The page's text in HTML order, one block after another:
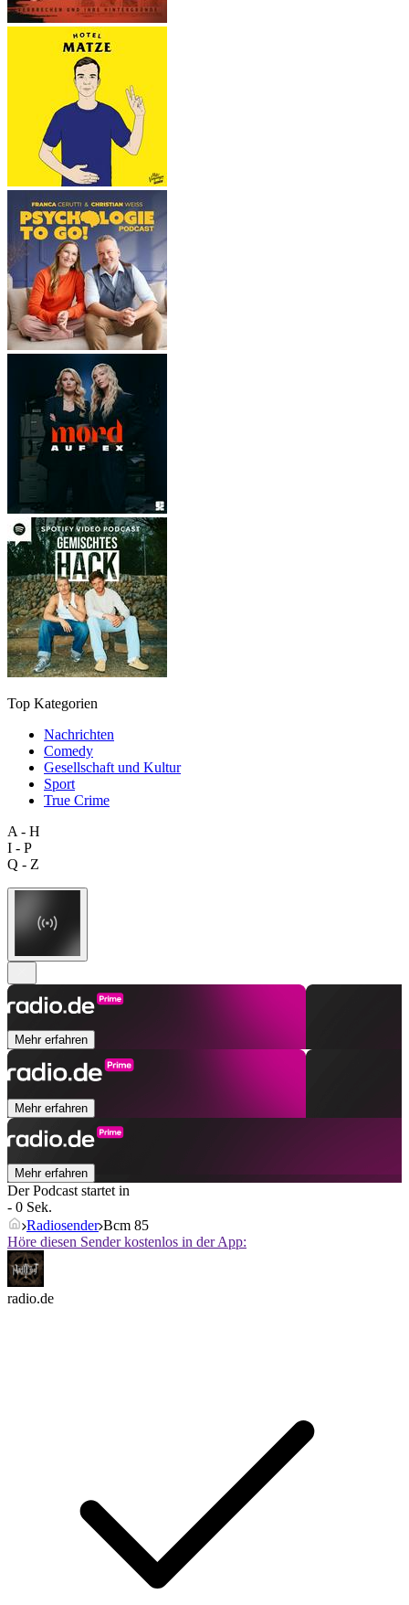
Top Kategorien
Nachrichten
Comedy
Gesellschaft und Kultur
Sport
True Crime
A - H
I - P
Q - Z
Mehr erfahren
Mehr erfahren
Mehr erfahren
Der Podcast startet in
- 0 Sek.
Radiosender Bcm 85
Höre diesen Sender kostenlos in der App:
radio.de